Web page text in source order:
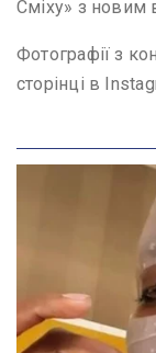
Сміху» з новим
Фотографії з
сторінці в